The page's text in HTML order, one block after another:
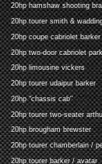
20hp hamshaw shooting
20hp tourer smith &
20hp coupe cabriolet barker
20hp two-door cabriolet
20hp limousine vickers
20hp tourer udaipur barker
20hp "chassis cab"
20hp tourer two-seater
20hp brougham brewster
20hp tourer chamberlain /
20hp tourer barker / avatar